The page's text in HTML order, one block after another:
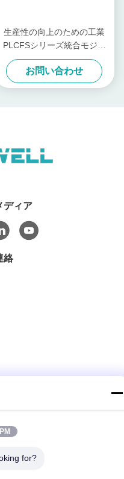
生産性の向上のための工業
PLCFSシリーズ統合モジュ
ール I/O PN-HH00-C0NN
お問い合わせ
ディア
絡
規約
Automation Co., Ltd. . 複
for?